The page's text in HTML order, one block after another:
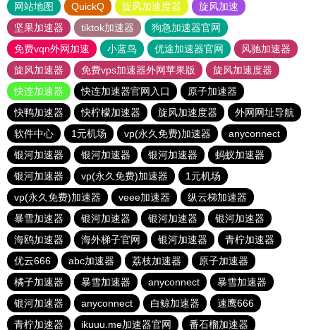
网站地图 QuickQ 旋风加速度器
旋风加速
坚果加速器
tiktok加速器
狗急加速器官网
免费vqn外网加速
小蓝鸟 优途加速器官网
风驰加速器
旋风加速器
免费vps加速器外网苹果版
旋风加速度器
快连加速器
快连加速器官网入口
原子加速器
快鸭加速器
快柠檬加速器 旋风加速度器
外网网址导航
软件中心
1元机场 vp(永久免费)加速器
anyconnect
银河加速器
银河加速器 银河加速器
蚂蚁加速器
银河加速器
vp(永久免费)加速器
1元机场
vp(永久免费)加速器
veee加速器
纵云梯加速器
暴雪加速器
银河加速器 银河加速器
银河加速器
海鸥加速器
海外梯子官网 银河加速器
青柠加速器
优云666
abc加速器 荔枝加速器
原子加速器
橘子加速器
暴雪加速器 anyconnect
暴雪加速器
银河加速器
anyconnect 白鲸加速器
速鹰666
青柠加速器
ikuuu.me加速器官网 番石榴加速器